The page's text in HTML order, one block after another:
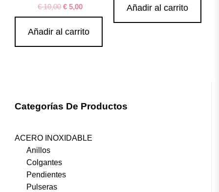
€10,00 € 5,00
Añadir al carrito
Añadir al carrito
Categorías De Productos
ACERO INOXIDABLE
Anillos
Colgantes
Pendientes
Pulseras